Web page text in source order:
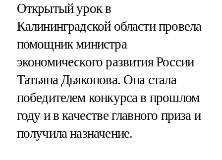
Открытый урок в
Калининградской области провела
помощник министра
экономического развития России
Татьяна Дьяконова. Она стала
победителем конкурса в прошлом
году и в качестве главного приза и
получила назначение.